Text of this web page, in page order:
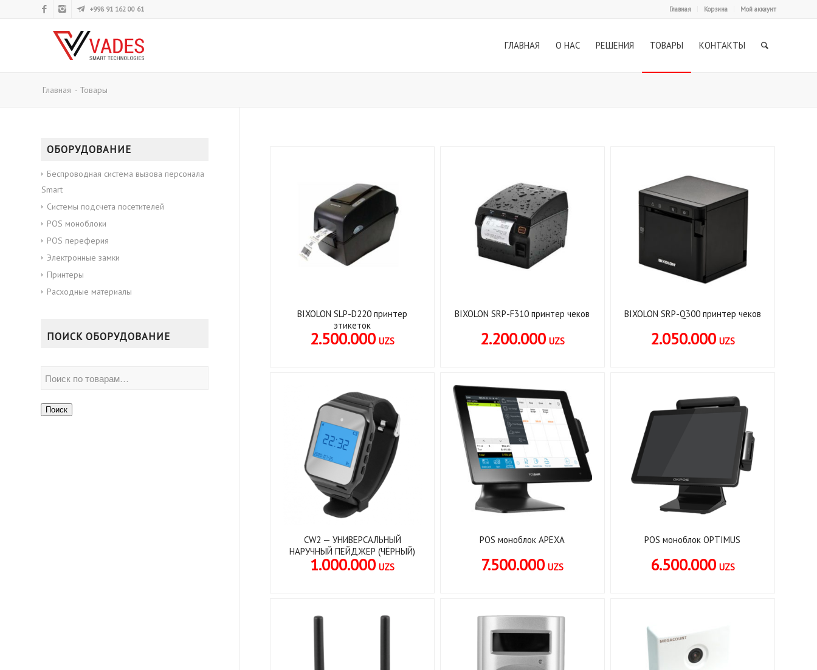
Главная Корзина Мой аккаунт
+998 91 162 00 61
ГЛАВНАЯ О НАС РЕШЕНИЯ ТОВАРЫ КОНТАКТЫ
Главная - Товары
BIXOLON SLP-D220 принтер
этикеток
2.500.000 UZS
BIXOLON SRP-F310 принтер чеков
2.200.000 UZS
BIXOLON SRP-Q300 принтер чеков
2.050.000 UZS
CW2 — УНИВЕРСАЛЬНЫЙ
НАРУЧНЫЙ ПЕЙДЖЕР (ЧЁРНЫЙ)
1.000.000 UZS
POS моноблок APEXA
7.500.000 UZS
POS моноблок OPTIMUS
6.500.000 UZS
ОБОРУДОВАНИЕ
Беспроводная система вызова персонала
Smart
Системы подсчета посетителей
POS моноблоки
POS переферия
Электронные замки
Принтеры
Расходные материалы
ПОИСК ОБОРУДОВАНИЕ
Поиск